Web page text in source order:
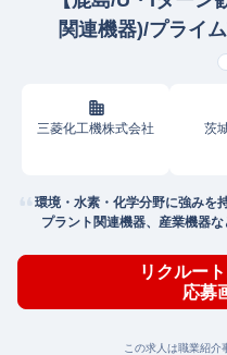
関連機器)/プライ
三菱化工機株式会社 茨
環境・水素・化学分野に強みを
プラント関連機器、産業機器
リクルー
応募
この求人は職業紹介